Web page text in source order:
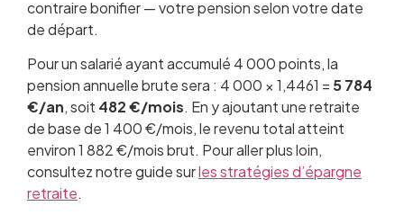
contraire bonifier — votre pension selon votre date
de départ.
Pour un salarié ayant accumulé 4 000 points, la
pension annuelle brute sera : 4 000 × 1,4461 = 5 784
€/an, soit 482 €/mois. En y ajoutant une retraite
de base de 1 400 €/mois, le revenu total atteint
environ 1 882 €/mois brut. Pour aller plus loin,
consultez notre guide surles stratégies d’épargne
retraite.